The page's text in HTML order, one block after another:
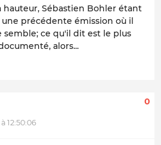
hauteur, Sébastien Bohler étant
une précédente émission où il
ce qu'il dit est le plus
alors...
12:50:06
0